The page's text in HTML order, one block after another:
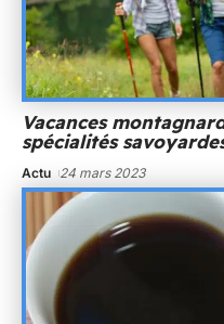
Vacances
spécialités
Actu 24 mars 2023